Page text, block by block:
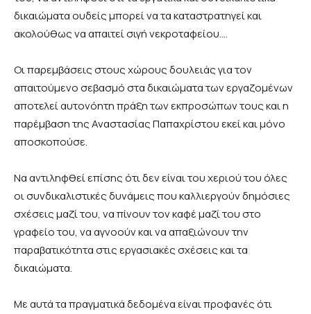
δικαιώματα ουδείς μπορεί να τα καταστρατηγεί και
ακολούθως να απαιτεί σιγή νεκροταφείου….
Οι παρεμβάσεις στους χώρους δουλειάς για τον
απαιτούμενο σεβασμό στα δικαιώματα των εργαζομένων
αποτελεί αυτονόητη πράξη των εκπροσώπων τους και η
παρέμβαση της Αναστασίας Παπαχρίστου εκεί και μόνο
αποσκοπούσε.
Να αντιληφθεί επίσης ότι δεν είναι του χεριού του όλες
οι συνδικαλιστικές δυνάμεις που καλλιεργούν δημόσιες
σχέσεις μαζί του, να πίνουν τον καφέ μαζί του στο
γραφείο του, να αγνοούν και να απαξιώνουν την
παραβατικότητα στις εργασιακές σχέσεις και τα
δικαιώματα.
Με αυτά τα πραγματικά δεδομένα είναι προφανές ότι